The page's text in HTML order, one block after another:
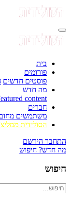
בית
פורומים
פוסטים חדשים
מה חדש
content
חברים
משתמשים
הסולידית
התחבר הירשם
מה חדש? חיפוש
חיפוש